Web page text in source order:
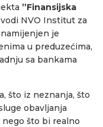
”Finansijska
NVO Institut za
je
u preduzećima,
sa bankama
što iz neznanja, što
obavljanja
što bi realno